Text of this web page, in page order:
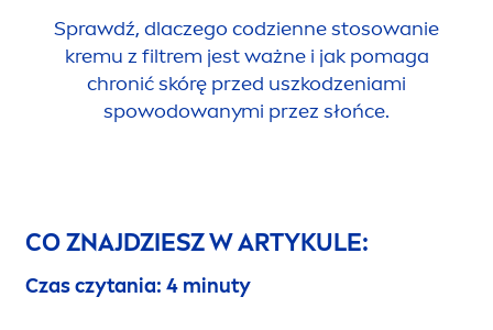
Sprawdź, dlaczego codzienne stosowanie
kremu z filtrem jest ważne i jak pomaga
chronić skórę przed uszkodzeniami
spowodowanymi przez słońce.
CO ZNAJDZIESZ W ARTYKULE:
Czas czytania: 4 minuty